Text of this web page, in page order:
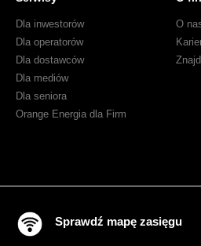
Dla inwestorów
Dla operatorów
Dla dostawców
Dla mediów
Dla seniora
Orange Energia dla Firm
O
Sprawdź mapę zasięgu